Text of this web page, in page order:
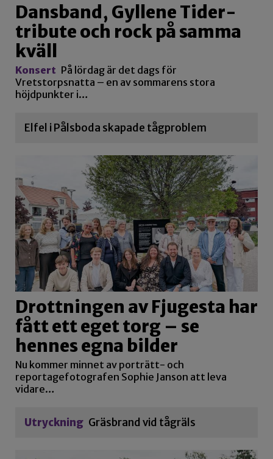
Dansband, Gyllene Tider-
tribute och rock på samma
kväll
Konsert På lördag är det dags för
Vretstorpsnatta – en av sommarens stora
höjdpunkter i…
Elfel i Pålsboda skapade tågproblem
Drottningen av Fjugesta har
fått ett eget torg – se
hennes egna bilder
Nu kommer minnet av porträtt- och
reportagefotografen Sophie Janson att leva
vidare…
Utryckning Gräsbrand vid tågräls